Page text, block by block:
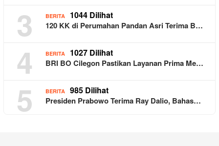
3 BERITA 1044 Dilihat
120 KK di Perumahan Pandan Asri Terima B…
4 BERITA 1027 Dilihat
BRI BO Cilegon Pastikan Layanan Prima Me…
5 BERITA 985 Dilihat
Presiden Prabowo Terima Ray Dalio, Bahas…